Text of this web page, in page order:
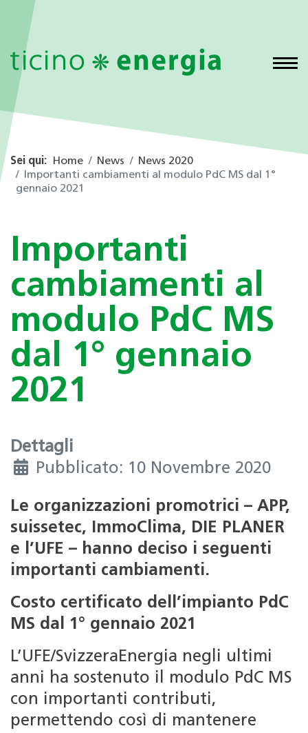
Sei qui: Home News
News 2020
Importanti cambiamenti al modulo PdC MS dal 1°
gennaio 2021
Importanti
cambiamenti al
modulo PdC MS
dal 1° gennaio
2021
Dettagli
Pubblicato: 10 Novembre 2020
Le organizzazioni promotrici – APP,
suissetec, ImmoClima, DIE PLANER
e l’UFE – hanno deciso i seguenti
importanti cambiamenti.
Costo certificato dell’impianto PdC
MS dal 1° gennaio 2021
L’UFE/SvizzeraEnergia negli ultimi
anni ha sostenuto il modulo PdC MS
con importanti contributi,
permettendo così di mantenere